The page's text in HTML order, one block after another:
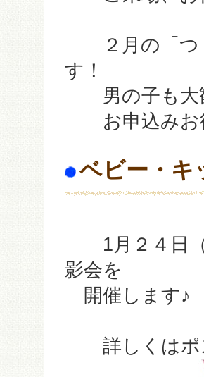
２月の「つ
す！
男の子も大
お申込みお
ベビー・
1月２４日（
影会を
開催します♪
詳しくはポ